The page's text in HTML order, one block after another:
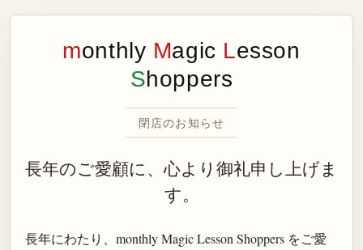
monthly Magic Lesson
Shoppers
閉店のお知らせ
長年のご愛顧に、心より御礼申し上げま
す。
長年にわたり、monthly Magic Lesson Shoppers をご愛